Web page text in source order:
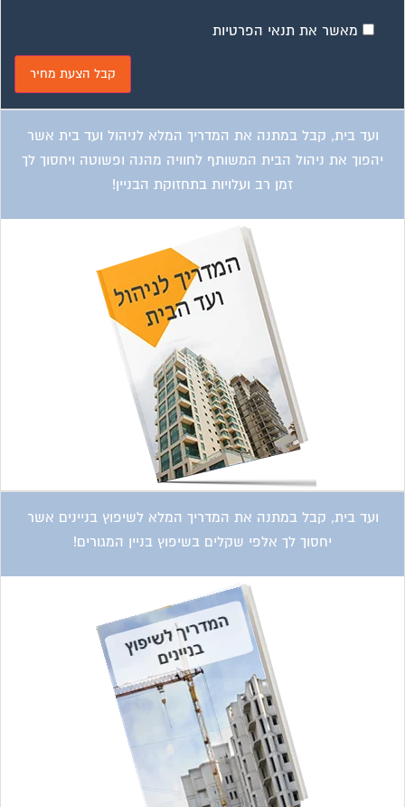
מאשר את תנאי הפרטיות
ועד בית, קבל במתנה את המדריך המלא לניהול ועד בית אשר
יהפוך את ניהול הבית המשותף לחוויה מהנה ופשוטה ויחסוך לך
זמן רב ועלויות בתחזוקת הבניין!
ועד בית, קבל במתנה את המדריך המלא לשיפוץ בניינים אשר
יחסוך לך אלפי שקלים בשיפוץ בניין המגורים!